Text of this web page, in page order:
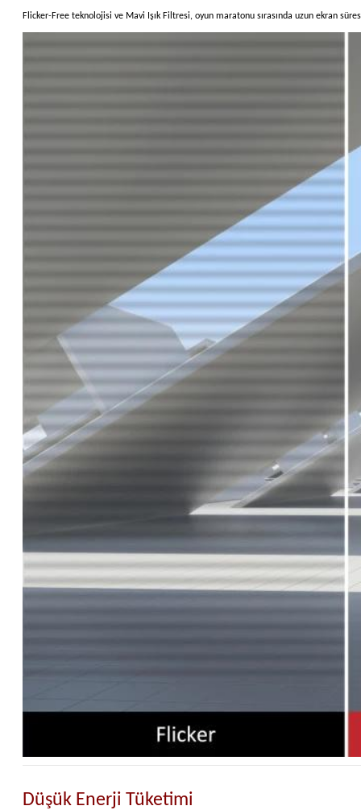
Flicker-Free teknolojisi ve Mavi Işık Filtresi, oyun maratonu sırasında uzun ekran
Düşük Enerji Tüketimi